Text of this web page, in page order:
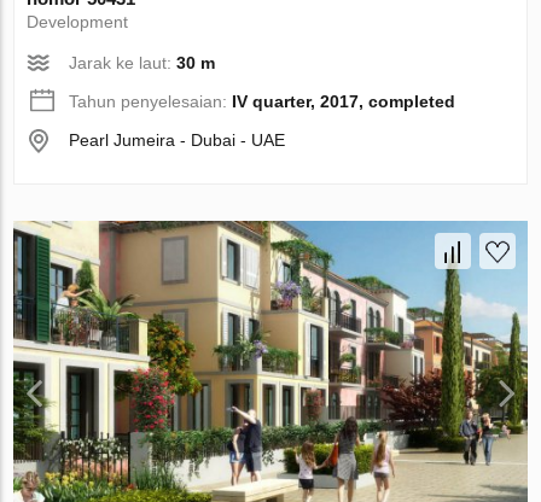
Development
Jarak ke laut:30 m
Tahun penyelesaian: IV quarter, 2017, completed
Pearl Jumeira - Dubai - UAE